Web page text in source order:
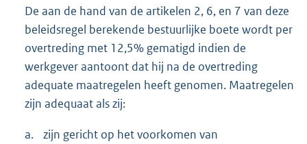
De aan de hand van de artikelen 2, 6, en 7 van deze
beleidsregel berekende bestuurlijke boete wordt per
overtreding met 12,5% gematigd indien de
werkgever aantoont dat hij na de overtreding
adequate maatregelen heeft genomen. Maatregelen
zijn adequaat als zij:
a.
zijn gericht op het voorkomen van